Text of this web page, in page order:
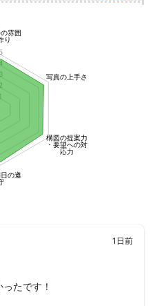
雰囲
り
写真の上手さ
構図の提案力
・要望への対
応力
の遵
1
2
3
5
1日前
たです！